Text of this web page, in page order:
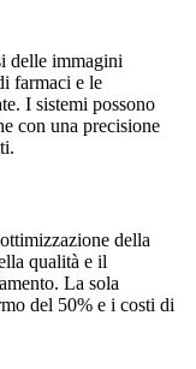
delle immagini
farmaci e le
I sistemi possono
con una precisione
della
qualità e il
La sola
del 50% e i costi di